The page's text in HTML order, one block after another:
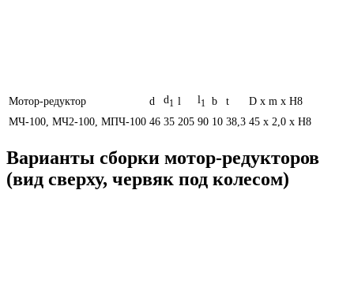
Мотор-редуктор d d1 l l1 b t
D х m х H8
МЧ-100, МЧ2-100, МПЧ-100 46 35 205 90 10 38,3 45 х 2,0 х Н8
Варианты сборки мотор-редукторов
(вид сверху, червяк под колесом)